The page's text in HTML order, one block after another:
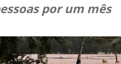
por um mês